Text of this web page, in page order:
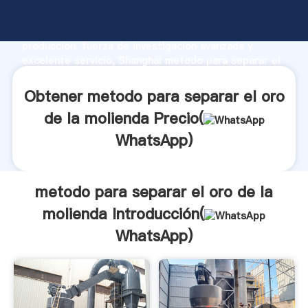
producción, fuerza de investigación avanzada y
valores a todos los clientes.
Obtener metodo para separar el oro
de la molienda Precio(
WhatsApp)
metodo para separar el oro de la
molienda Introducción(
WhatsApp)